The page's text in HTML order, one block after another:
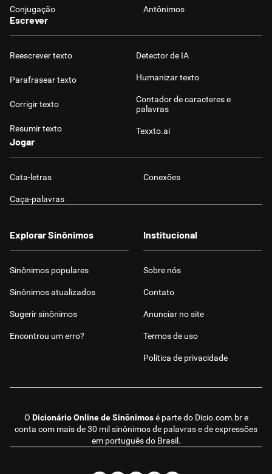
Conjugação Antônimos
Escrever
Reescrever texto
Parafrasear texto
Corrigir texto
Resumir texto
Detector de IA
Humanizar texto
Contador de caracteres e
palavras
Texxto.ai
Jogar
Cata-letras Conexões
Caça-palavras
O Dicionário Online de Sinônimosé parte do Dicio.com.bre
conta com mais de 30 mil sinônimos de palavras e de expressões
em português do Brasil.
Explorar Sinônimos
Sinônimos populares
Sinônimos atualizados
Sugerir sinônimos
Encontrou um erro?
Institucional
Sobre nós
Contato
Anunciar no site
Termos de uso
Política de privacidade